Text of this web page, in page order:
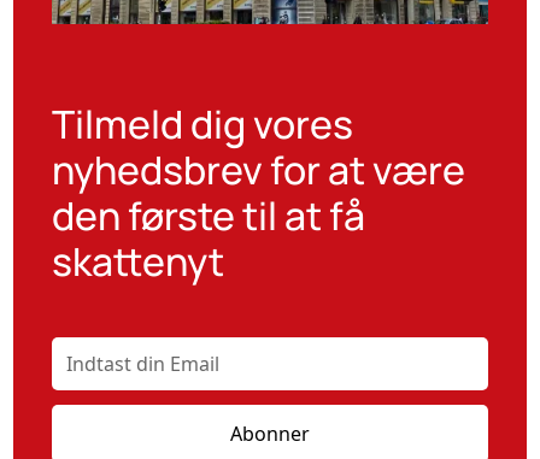
Tilmeld dig vores
nyhedsbrev for at være
den første til at få
skattenyt